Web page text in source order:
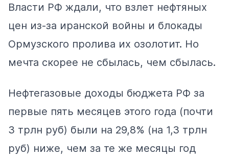
Власти РФ ждали, что взлет нефтяных
цен из-за иранской войны и блокады
Ормузского пролива их озолотит. Но
мечта скорее не сбылась, чем сбылась.
Нефтегазовые доходы бюджета РФ за
первые пять месяцев этого года (почти
3 трлн руб) были на 29,8% (на 1,3 трлн
руб) ниже, чем за те же месяцы год